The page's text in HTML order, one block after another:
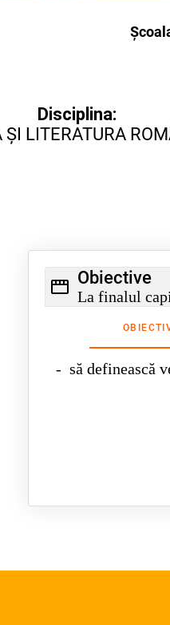
Disciplina:
ȘI LITERATURA
Obiective
La finalul
- să definească